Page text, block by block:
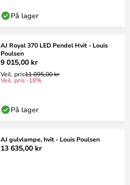
På lager
AJ Royal 370 LED Pendel Hvit - Louis
Poulsen
9 015,00 kr
Veil. pris11 095,00 kr
Veil. pris -18%
På lager
AJ gulvlampe, hvit - Louis Poulsen
13 635,00 kr